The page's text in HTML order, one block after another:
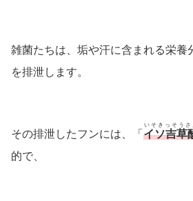
雑菌たちは、垢や汗に含まれる栄養
を排泄します。
その排泄したフンには、「 イソ吉草
いそきっそうさ
的で、